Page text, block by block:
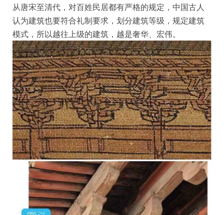
从唐宋至清代，对百姓民居都有严格的规定，中国古人
认为建筑也要符合礼制要求，划分建筑等级，规定建筑
模式，所以越往上级的建筑，越是奢华、宏伟。